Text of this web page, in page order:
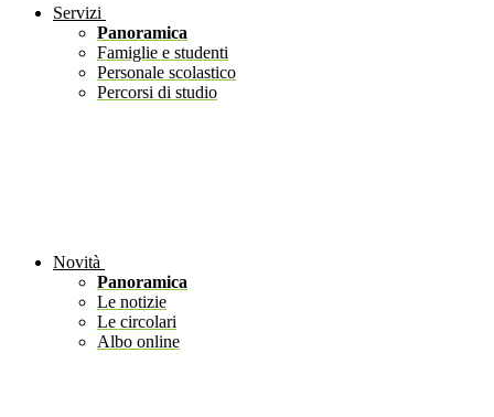
Servizi
Panoramica
Famiglie e studenti
Personale scolastico
Percorsi di studio
Novità
Panoramica
Le notizie
Le circolari
Albo online